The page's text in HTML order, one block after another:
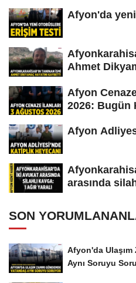
Afyon'da
Ahmet
Afyon
2026: Bugün
Afyon
arasında
SON
Afyon'da Ulaşım
Aynı Soruyu